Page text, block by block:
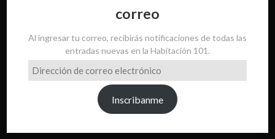
correo
Al ingresar tu correo, recibirás notificaciones de todas las
entradas nuevas en la Habitación 101.
Dirección
de
Inscribanme